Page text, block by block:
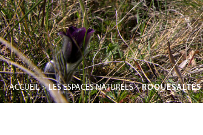
ACCUEIL>LES ESPACES NATURELS>ROQUESALTES